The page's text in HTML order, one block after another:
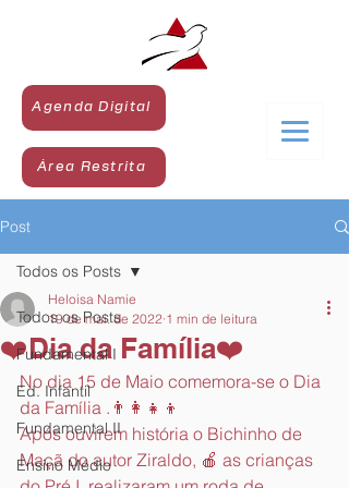
Agenda Digital
Área Restrita
Post
Todos os Posts
Fundamental I
Ed. Infantil
Fundamental II
Ensino Médio
Todos os Posts
❤️Dia da Família❤️
Heloisa Namie
19 de mai. de 2022 1 min de leitura
No dia 15 de Maio comemora-se o Dia
da Família .👨‍👩‍👧‍👦
Após ouvirem história o Bichinho de
Maçã do autor Ziraldo, 🍎 as crianças